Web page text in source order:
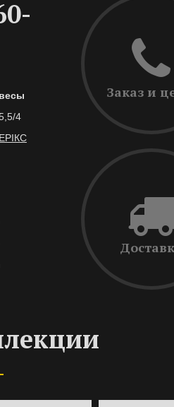
4
Заказ и